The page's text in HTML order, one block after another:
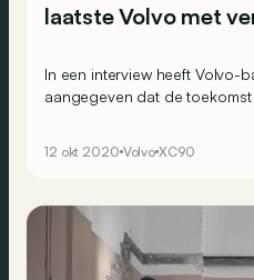
laatste Volvo met
In een interview heeft Volvo-
aangegeven dat de
12 okt 2020 Volvo XC90